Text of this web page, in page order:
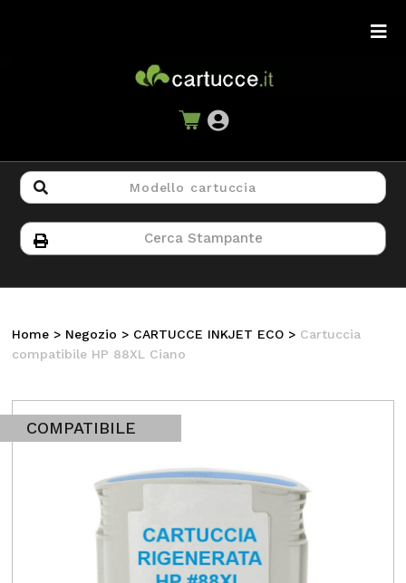
Home > Negozio > CARTUCCE INKJET ECO > Cartuccia
compatibile HP 88XL Ciano
COMPATIBILE